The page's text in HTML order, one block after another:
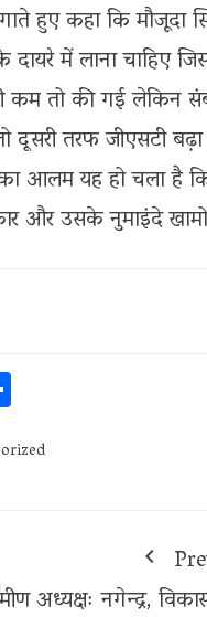
हुए कहा कि
दायरे में लाना
तो की गई लेकिन
तरफ जीएसटी
आलम यह हो चला है
और उसके नुमाइंदे
अध्यक्षः नगेन्द्र,